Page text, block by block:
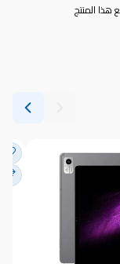
هذا المنتج